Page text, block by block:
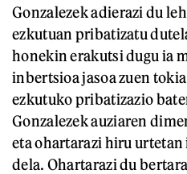
Gonzalezek adierazi du
ezkutuan pribatizatu
honekin erakutsi dugu ia
inbertsioa jasoa zuen
ezkutuko pribatizazio
Gonzalezek auziaren
eta ohartarazi hiru
dela. Ohartarazi du